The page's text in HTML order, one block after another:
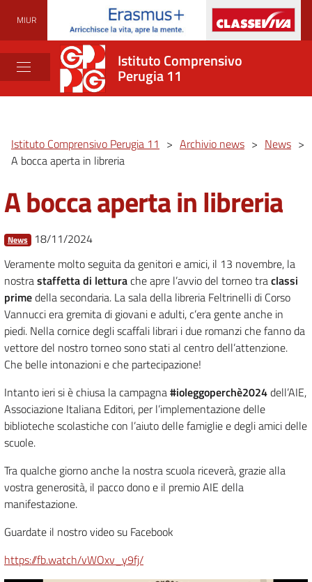
MIUR
Istituto Comprensivo
Perugia 11
Istituto Comprensivo Perugia 11 > Archivio news > News >
A bocca aperta in libreria
A bocca aperta in libreria
News 18/11/2024
Veramente molto seguita da genitori e amici, il 13 novembre, la
nostrastaffetta di letturache apre l’avvio del torneo traclassi
primedella secondaria. La sala della libreria Feltrinelli di Corso
Vannucci era gremita di giovani e adulti, c’era gente anche in
piedi. Nella cornice degli scaffali librari i due romanzi che fanno da
vettore del nostro torneo sono stati al centro dell’attenzione.
Che belle intonazioni e che partecipazione!
Intanto ieri si è chiusa la campagna#ioleggoperchè2024dell’AIE,
Associazione Italiana Editori, per l’implementazione delle
biblioteche scolastiche con l’aiuto delle famiglie e degli amici delle
scuole.
Tra qualche giorno anche la nostra scuola riceverà, grazie alla
vostra generosità, il pacco dono e il premio AIE della
manifestazione.
Guardate il nostro video su Facebook
https://fb.watch/vWOxv_y9fj/